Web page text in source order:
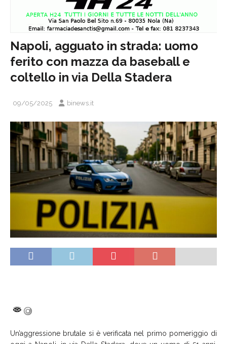
Napoli, agguato in strada: uomo
ferito con mazza da baseball e
coltello in via Della Stadera
09/05/2025 binews.it
Un’aggressione brutale si è verificata nel primo pomeriggio di